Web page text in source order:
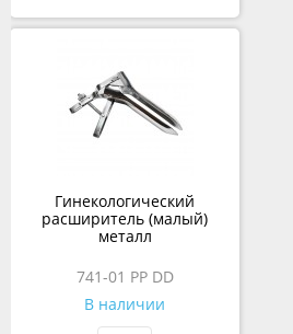
Гинекологический
расширитель (малый)
металл
741-01 PP DD
В наличии